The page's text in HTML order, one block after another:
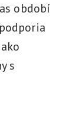
období
s